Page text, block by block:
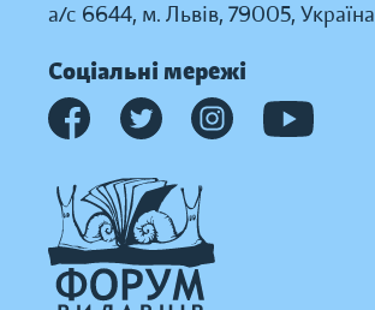
а/с 6644, м. Львів, 79005, Україна
Соціальні мережі